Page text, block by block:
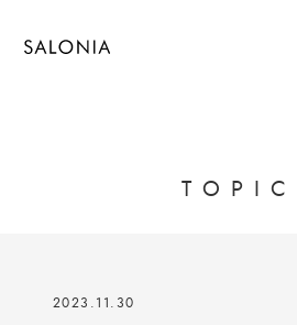
T O P I C
2023.11.30